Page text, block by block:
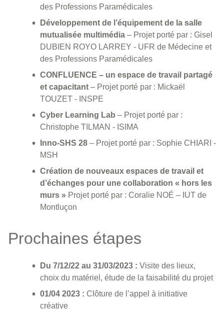
des Professions Paramédicales
Développement de l’équipement de la salle
mutualisée multimédia – Projet porté par : Gisel
DUBIEN ROYO LARREY - UFR de Médecine et
des Professions Paramédicales
CONFLUENCE – un espace de travail partagé
et capacitant – Projet porté par : Mickaël
TOUZET - INSPE
Cyber Learning Lab – Projet porté par :
Christophe TILMAN - ISIMA
Inno-SHS 28 – Projet porté par : Sophie CHIARI -
MSH
Création de nouveaux espaces de travail et
d’échanges pour une collaboration « hors les
murs » Projet porté par : Coralie NOÉ – IUT de
Montluçon
Prochaines étapes
Du 7/12/22 au 31/03/2023 : Visite des lieux,
choix du matériel, étude de la faisabilité du projet
01/04 2023 : Clôture de l’appel à initiative
créative